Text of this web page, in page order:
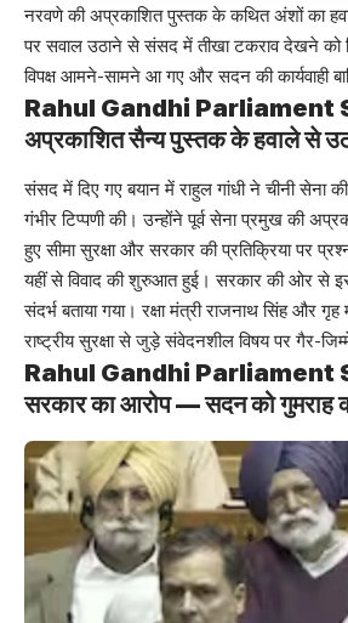
नरवणे की अप्रकाशित पुस्तक के कथित अंशों का
पर सवाल उठाने से संसद में तीखा टकराव देखने को
विपक्ष आमने-सामने आ गए और सदन की कार्यवाही
Rahul Gandhi Parliament
अप्रकाशित सैन्य पुस्तक के हवाले से
संसद में दिए गए बयान में राहुल गांधी ने चीनी सेना
गंभीर टिप्पणी की। उन्होंने पूर्व सेना प्रमुख की
हुए सीमा सुरक्षा और सरकार की प्रतिक्रिया पर
यहीं से विवाद की शुरुआत हुई। सरकार की ओर से
संदर्भ बताया गया। रक्षा मंत्री राजनाथ सिंह और
राष्ट्रीय सुरक्षा से जुड़े संवेदनशील विषय पर गैर-
Rahul Gandhi Parliament
सरकार का आरोप — सदन को गुमराह